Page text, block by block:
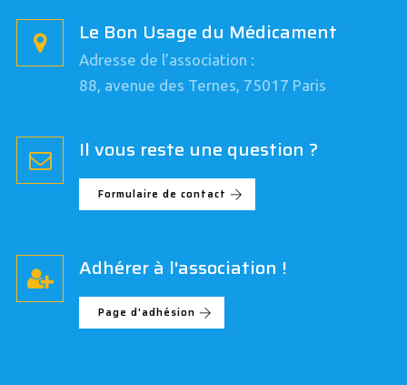
Le Bon Usage du Médicament
Adresse de l’association :
88, avenue des Ternes, 75017 Paris
Il vous reste une question ?
Formulaire de contact
Adhérer à l'association !
Page d'adhésion